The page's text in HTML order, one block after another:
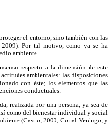
el entorno, sino también con las
Por tal motivo, como ya se ha
ambiente.
respecto a la dimensión de este
ambientales: las disposiciones
con éste; los elementos que las
conductuales.
realizada por una persona, ya sea de
como del bienestar individual y social
(Castro, 2000; Corral Verdugo, y